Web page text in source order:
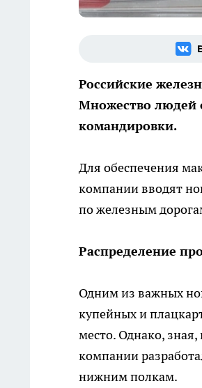
Российские
Множество людей
командировки.
Для обеспечения
компании вводят
по железным
Распределение
Одним из важных
купейных и
место. Однако,
компании
нижним полкам.